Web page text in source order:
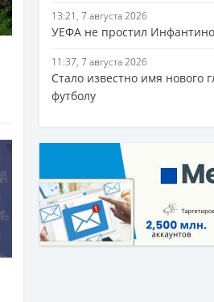
13:21, 7 августа 2026
УЕФА не простил
11:37, 7 августа 2026
Стало известно имя нового
футболу